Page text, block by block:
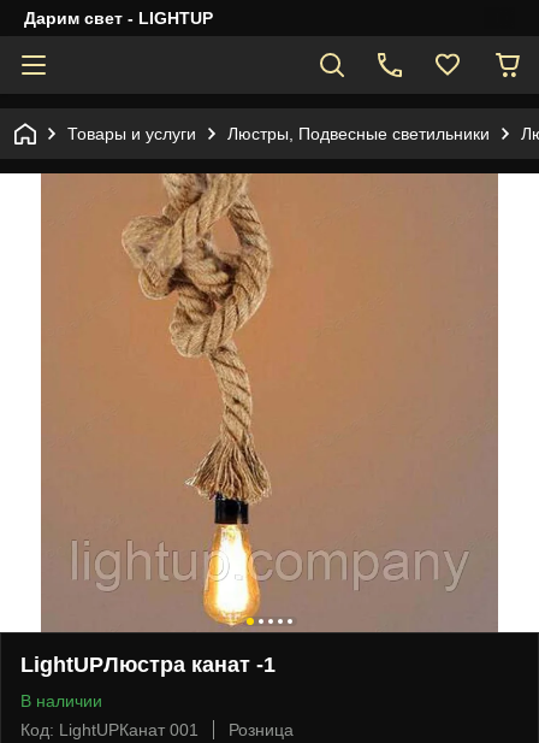
Дарим свет - LIGHTUP
Товары и услуги Люстры, Подвесные светильники
LightUPЛюстра канат -1
В наличии
Код: LightUPКанат 001
Розница